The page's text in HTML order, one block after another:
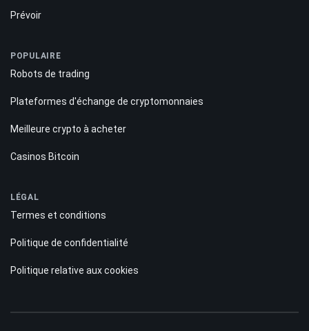
Prévoir
POPULAIRE
Robots de trading
Plateformes d'échange de cryptomonnaies
Meilleure crypto à acheter
Casinos Bitcoin
LÉGAL
Termes et conditions
Politique de confidentialité
Politique relative aux cookies